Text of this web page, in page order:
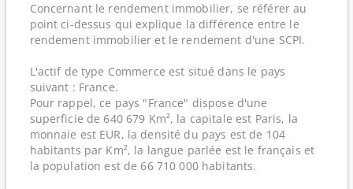
Concernant le rendement immobilier, se référer au
point ci-dessus qui explique la différence entre le
rendement immobilier et le rendement d'une SCPI.
L'actif de type Commerce est situé dans le pays
suivant : France.
Pour rappel, ce pays "France" dispose d'une
superficie de 640 679 Km², la capitale est Paris, la
monnaie est EUR, la densité du pays est de 104
habitants par Km², la langue parlée est le français et
la population est de 66 710 000 habitants.